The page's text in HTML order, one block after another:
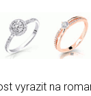
vyrazit na